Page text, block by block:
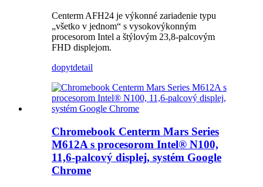
Centerm AFH24 je výkonné zariadenie typu
„všetko v jednom“ s vysokovýkonným
procesorom Intel a štýlovým 23,8-palcovým
FHD displejom.
dopytdetail
Chromebook Centerm Mars Series
M612A s procesorom Intel® N100,
11,6-palcový displej, systém Google
Chrome